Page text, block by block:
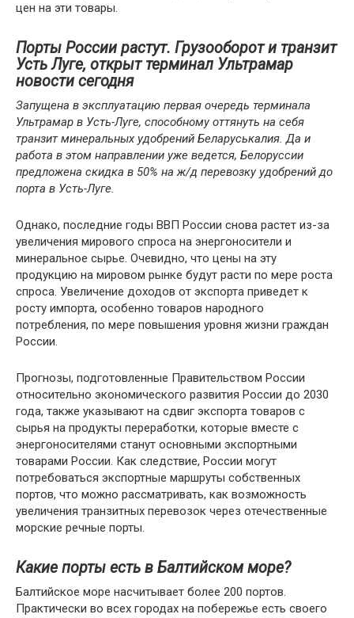
цен на эти товары.
Порты России растут. Грузооборот и транзит
Усть Луге, открыт терминал Ультрамар
новости сегодня
Запущена в эксплуатацию первая очередь терминала
Ультрамар в Усть-Луге, способному оттянуть на себя
транзит минеральных удобрений Беларуськалия. Да и
работа в этом направлении уже ведется, Белоруссии
предложена скидка в 50% на ж/д перевозку удобрений до
порта в Усть-Луге.
Однако, последние годы ВВП России снова растет из-за
увеличения мирового спроса на энергоносители и
минеральное сырье. Очевидно, что цены на эту
продукцию на мировом рынке будут расти по мере роста
спроса. Увеличение доходов от экспорта приведет к
росту импорта, особенно товаров народного
потребления, по мере повышения уровня жизни граждан
России.
Прогнозы, подготовленные Правительством России
относительно экономического развития России до 2030
года, также указывают на сдвиг экспорта товаров с
сырья на продукты переработки, которые вместе с
энергоносителями станут основными экспортными
товарами России. Как следствие, России могут
потребоваться экспортные маршруты собственных
портов, что можно рассматривать, как возможность
увеличения транзитных перевозок через отечественные
морские речные порты.
Какие порты есть в Балтийском море?
Балтийское море насчитывает более 200 портов.
Практически во всех городах на побережье есть своего